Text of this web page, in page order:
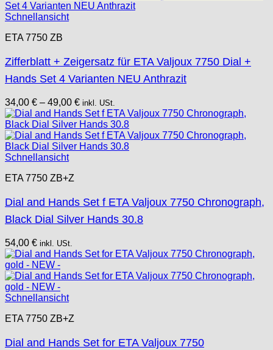
Schnellansicht
ETA 7750 ZB
Zifferblatt + Zeigersatz für ETA Valjoux 7750 Dial +
Hands Set 4 Varianten NEU Anthrazit
34,00 € – 49,00 € inkl. USt.
Schnellansicht
ETA 7750 ZB+Z
Dial and Hands Set f ETA Valjoux 7750 Chronograph,
Black Dial Silver Hands 30.8
54,00 € inkl. USt.
Schnellansicht
ETA 7750 ZB+Z
Dial and Hands Set for ETA Valjoux 7750